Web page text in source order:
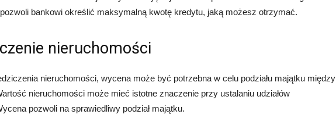
bankowi określić maksymalną kwotę kredytu, jaką możesz otrzymać.
nieruchomości
nieruchomości, wycena może być potrzebna w celu podziału majątku między
nieruchomości może mieć istotne znaczenie przy ustalaniu udziałów
pozwoli na sprawiedliwy podział majątku.